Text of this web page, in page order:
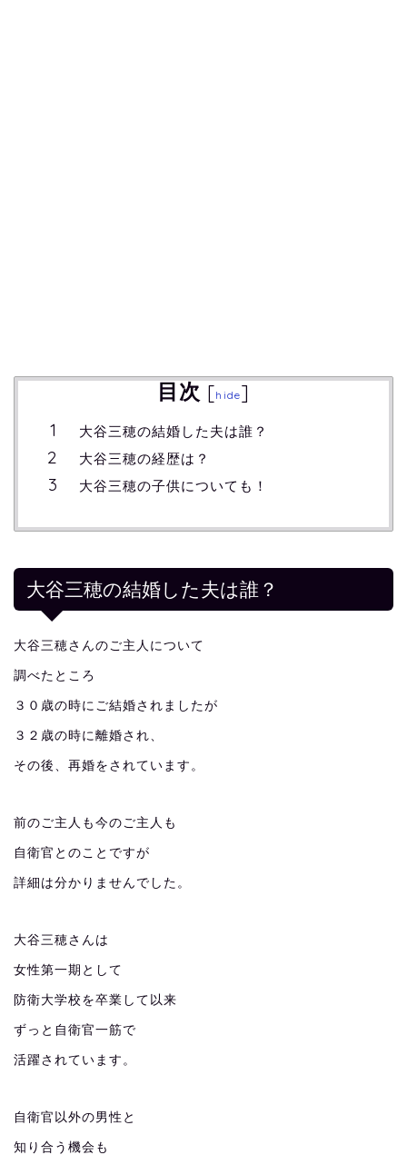
目次 [hide]
大谷三穂の結婚した夫は誰？
大谷三穂の経歴は？
大谷三穂の子供についても！
大谷三穂の結婚した夫は誰？
大谷三穂さんのご主人について
調べたところ
３０歳の時にご結婚されましたが
３２歳の時に離婚され、
その後、再婚をされています。
前のご主人も今のご主人も
自衛官とのことですが
詳細は分かりませんでした。
大谷三穂さんは
女性第一期として
防衛大学校を卒業して以来
ずっと自衛官一筋で
活躍されています。
自衛官以外の男性と
知り合う機会も